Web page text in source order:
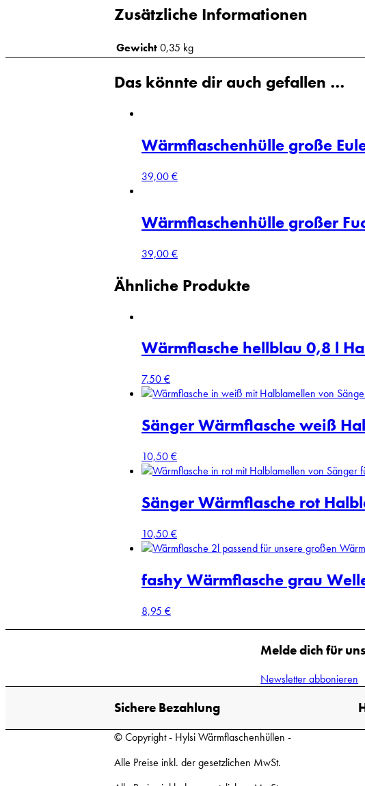
Zusätzliche Informationen
Gewicht0,35 kg
Das könnte dir auch gefallen …
Wärmflaschenhülle große
39,00€
Wärmflaschenhülle großer
39,00€
Ähnliche Produkte
Wärmflasche hellblau 0,8 l
7,50€
Sänger Wärmflasche weiß
10,50€
Sänger Wärmflasche rot
10,50€
fashy Wärmflasche grau
8,95 €
Melde dich für
Newsletter abbonieren
Sichere Bezahlung
© Copyright - Hylsi Wärmflaschenhüllen -
Alle Preise inkl. der gesetzlichen MwSt.